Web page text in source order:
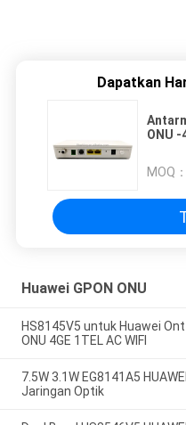
Dapatkan
ONU
MOQ：
Huawei GPON ONU
HS8145V5 untuk Huawei
ONU 4GE 1TEL AC WIFI
7.5W 3.1W EG8141A5
Jaringan Optik